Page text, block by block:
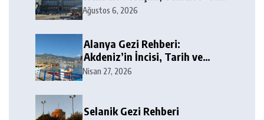
Free
Ağustos 6, 2026
Alanya Gezi Rehberi:
Akdeniz’in İncisi, Tarih ve
Doğa Harikaları
Nisan 27, 2026
Selanik Gezi Rehberi